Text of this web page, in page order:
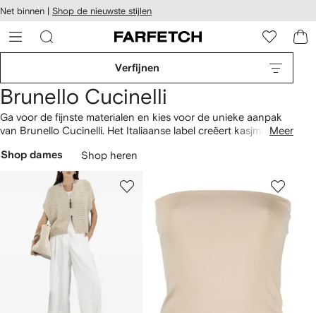
over en
naar de
Net binnen | Shop de nieuwste stijlen
Verfijnen
Brunello Cucinelli
Ga voor de fijnste materialen en kies voor de unieke aanpak
van Brunello Cucinelli. Het Italiaanse label creëert kasjmieren
tailoring tot uiting komt in de mooiste items met prachtige
afwerkingen. Ontdek vandaag de functionele
merk en shop de sandalenen
van Brunello Cucinelli
op FARFETCH.
Meer
Shop dames Shop heren